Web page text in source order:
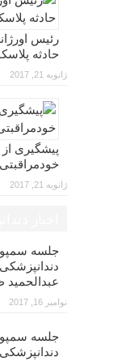
رئیس
حادثه پلاسکو ۱۲۱ نفر
ژانویه 21, 2017
پیشگیری از
ژانویه 21, 2017
جلسه
عبدالحمید
نوامبر 16, 2017
جلسه